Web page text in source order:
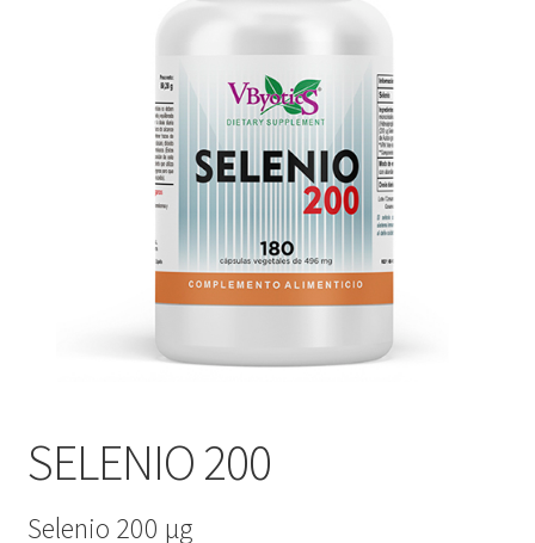
SELENIO 200
Selenio 200 µg